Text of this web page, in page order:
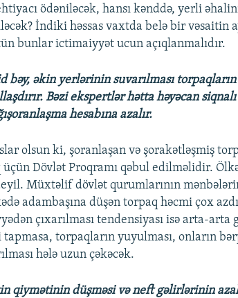
ödəniləcək, hansı kənddə, yerli
İndiki həssas vaxtda belə bir vəsaitin
bunlar ictimaiyyət ucun açıqlanmalıdır.
bəy, əkin yerlərinin suvarılması torpaqların
Bəzi ekspertlər hətta həyəcan
hesabına azalır.
olsun ki, şoranlaşan və şorakətləşmiş
üçün Dövlət Proqramı qəbul edilməlidir.
Müxtəlif dövlət qurumlarının
adambaşına düşən torpaq həcmi çox
çıxarılması tendensiyası isə arta-
torpaqların yuyulması, onların
hələ uzun çəkəcək.
qiymətinin düşməsi və neft gəlirlərinin